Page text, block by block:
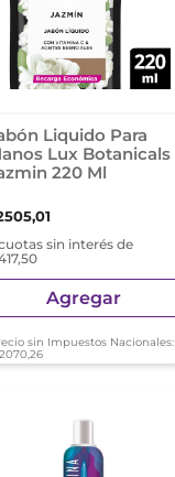
Liquido Para
Lux Botanicals
220 Ml
,01
sin interés de
Agregar
sin Impuestos Nacionales:
2070,26